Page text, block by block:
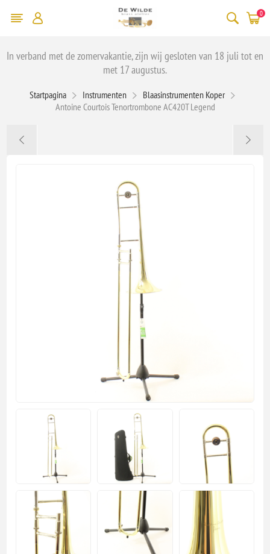
0
In verband met de zomervakantie, zijn wij gesloten van 18 juli tot en
met 17 augustus.
Startpagina Instrumenten
Blaasinstrumenten Koper
Antoine Courtois Tenortrombone AC420T Legend